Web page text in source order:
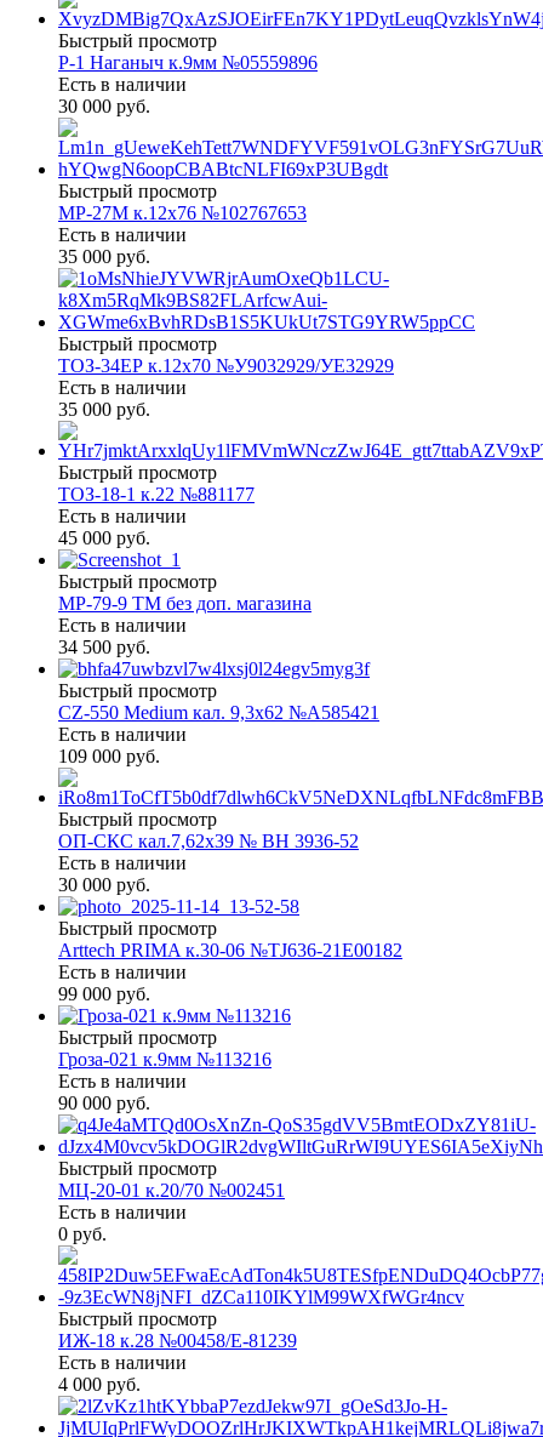
Быстрый просмотр
Р-1 Наганыч к.9мм №05559896
Есть в наличии
30 000 руб.
Быстрый просмотр
МР-27М к.12х76 №102767653
Есть в наличии
35 000 руб.
Быстрый просмотр
ТОЗ-34ЕР к.12х70 №У9032929/УЕ32929
Есть в наличии
35 000 руб.
Быстрый просмотр
ТОЗ-18-1 к.22 №881177
Есть в наличии
45 000 руб.
Быстрый просмотр
МР-79-9 ТМ без доп. магазина
Есть в наличии
34 500 руб.
Быстрый просмотр
CZ-550 Medium кал. 9,3х62 №A585421
Есть в наличии
109 000 руб.
Быстрый просмотр
ОП-СКС кал.7,62х39 № ВН 3936-52
Есть в наличии
30 000 руб.
Быстрый просмотр
Arttech PRIMA к.30-06 №TJ636-21E00182
Есть в наличии
99 000 руб.
Быстрый просмотр
Гроза-021 к.9мм №113216
Есть в наличии
90 000 руб.
Быстрый просмотр
МЦ-20-01 к.20/70 №002451
Есть в наличии
0 руб.
Быстрый просмотр
ИЖ-18 к.28 №00458/Е-81239
Есть в наличии
4 000 руб.